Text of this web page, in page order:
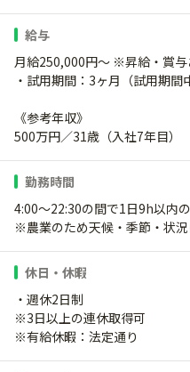
給与
月給250,000円～ ※昇給・賞与
・試用期間：3ヶ月（試用期間
《参考年収》
500万円／31歳（入社7年目）
勤務時間
4:00～22:30の間で1日9h以内
※農業のため天候・季節・状
休日・休暇
・週休2日制
※3日以上の連休取得可
※有給休暇：法定通り